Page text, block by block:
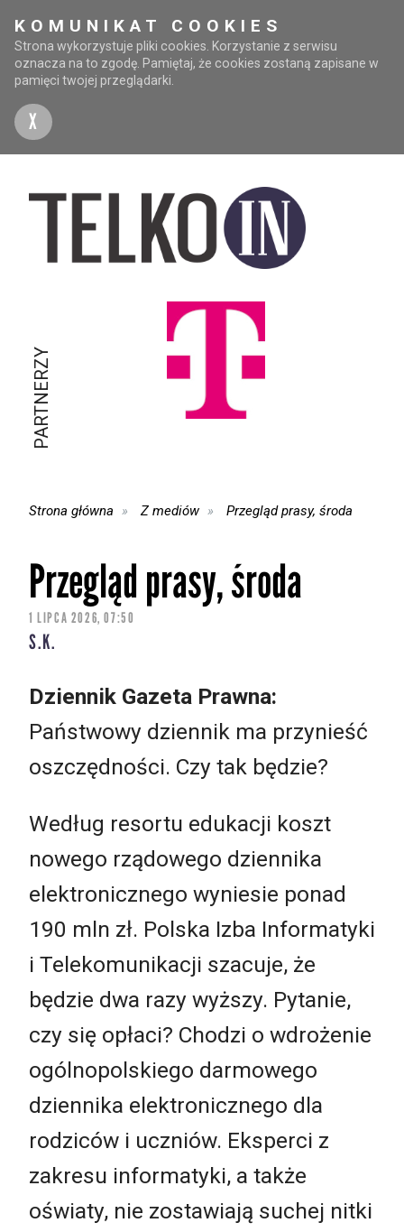
KOMUNIKAT COOKIES
Strona wykorzystuje pliki cookies. Korzystanie z serwisu
oznacza na to zgodę. Pamiętaj, że cookies zostaną zapisane w
pamięci twojej przeglądarki.
X
PARTNERZY
Strona główna Z mediów Przegląd prasy, środa
Przegląd prasy, środa
1 LIPCA 2026, 07:50
S.K.
Dziennik Gazeta Prawna:
Państwowy dziennik ma przynieść
oszczędności. Czy tak będzie?
Według resortu edukacji koszt
nowego rządowego dziennika
elektronicznego wyniesie ponad
190 mln zł. Polska Izba Informatyki
i Telekomunikacji szacuje, że
będzie dwa razy wyższy. Pytanie,
czy się opłaci? Chodzi o wdrożenie
ogólnopolskiego darmowego
dziennika elektronicznego dla
rodziców i uczniów. Eksperci z
zakresu informatyki, a także
oświaty, nie zostawiają suchej nitki